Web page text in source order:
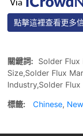
點擊這裡查看更多
關鍵詞: Solder Flux
Size,Solder Flux
Industry,Solder
標籤:
Chinese,